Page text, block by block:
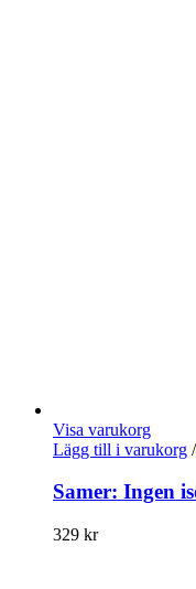
Visa varukorg
Lägg till i varukorg /
Samer: Ingen
329 kr